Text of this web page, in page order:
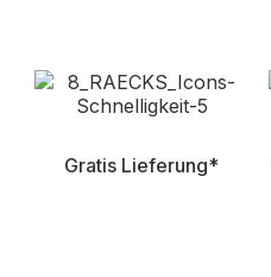
Gratis Lieferung*